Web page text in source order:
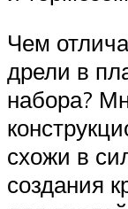
Чем
дрели в
набора?
схожи в
создания